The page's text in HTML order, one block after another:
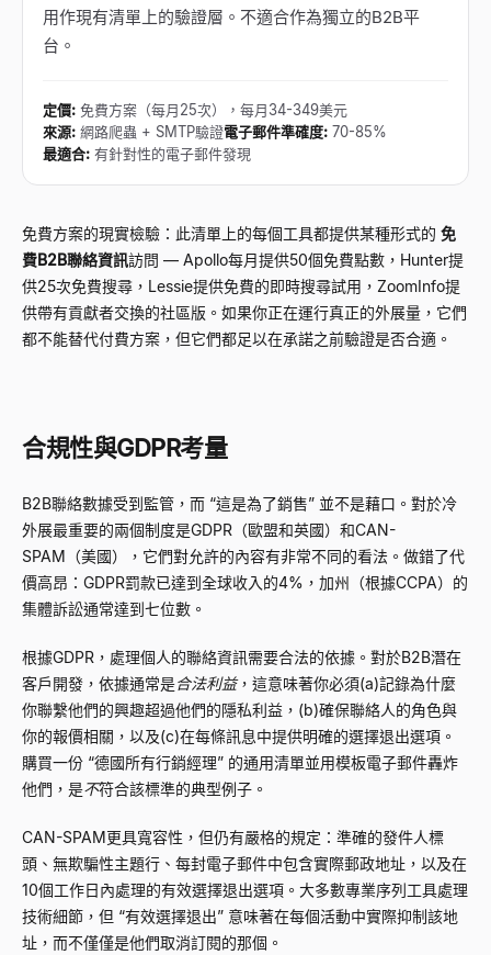
用作現有清單上的驗證層。不適合作為獨立的B2B平
台。
定價: 免費方案（每月25次），每月34-349美元
來源: 網路爬蟲 + SMTP驗證電子郵件準確度: 70-85%
最適合: 有針對性的電子郵件發現
免費方案的現實檢驗：此清單上的每個工具都提供某種形式的 免
費B2B聯絡資訊訪問 — Apollo每月提供50個免費點數，Hunter提
供25次免費搜尋，Lessie提供免費的即時搜尋試用，ZoomInfo提
供帶有貢獻者交換的社區版。如果你正在運行真正的外展量，它們
都不能替代付費方案，但它們都足以在承諾之前驗證是否合適。
合規性與GDPR考量
B2B聯絡數據受到監管，而 “這是為了銷售” 並不是藉口。對於冷
外展最重要的兩個制度是GDPR（歐盟和英國）和CAN-
SPAM（美國），它們對允許的內容有非常不同的看法。做錯了代
價高昂：GDPR罰款已達到全球收入的4%，加州（根據CCPA）的
集體訴訟通常達到七位數。
根據GDPR，處理個人的聯絡資訊需要合法的依據。對於B2B潛在
客戶開發，依據通常是合法利益，這意味著你必須(a)記錄為什麼
你聯繫他們的興趣超過他們的隱私利益，(b)確保聯絡人的角色與
你的報價相關，以及(c)在每條訊息中提供明確的選擇退出選項。
購買一份 “德國所有行銷經理” 的通用清單並用模板電子郵件轟炸
他們，是不符合該標準的典型例子。
CAN-SPAM更具寬容性，但仍有嚴格的規定：準確的發件人標
頭、無欺騙性主題行、每封電子郵件中包含實際郵政地址，以及在
10個工作日內處理的有效選擇退出選項。大多數專業序列工具處理
技術細節，但 “有效選擇退出” 意味著在每個活動中實際抑制該地
址，而不僅僅是他們取消訂閱的那個。